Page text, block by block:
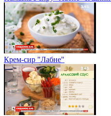
Крем-сир "Лабне"